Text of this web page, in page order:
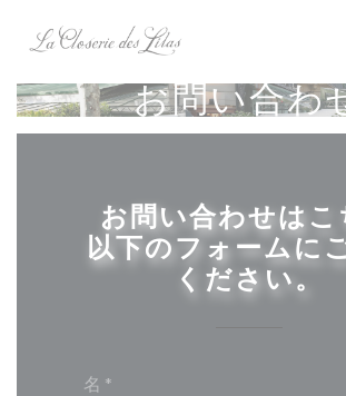
お問い合わ
お問い合わせはこ
以下のフォームに
ください。